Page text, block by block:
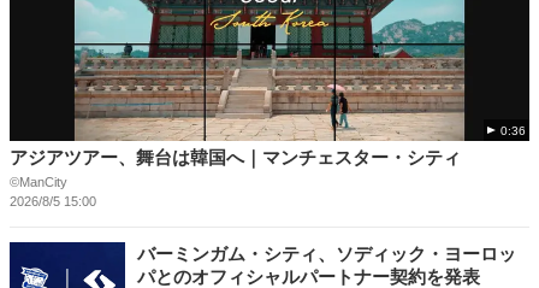
0:36
アジアツアー、舞台は韓国へ｜マンチェスター・シティ
©ManCity
2026/8/5 15:00
バーミンガム・シティ、ソディック・ヨーロッ
パとのオフィシャルパートナー契約を発表